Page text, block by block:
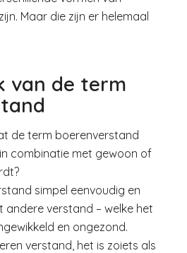
Maar die zijn er helemaal
van de term
de term boerenverstand
combinatie met gewoon of
simpel eenvoudig en
andere verstand – welke het
en ongezond.
verstand, het is zoiets als